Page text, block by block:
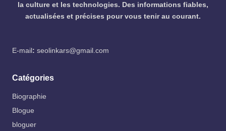
la culture et les technologies. Des informations fiables,
actualisées et précises pour vous tenir au courant.
E-mail: seolinkars@gmail.com
Catégories
Biographie
Blogue
bloguer